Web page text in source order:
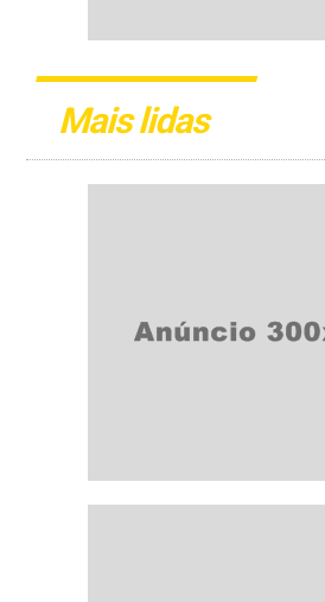
Mais lidas